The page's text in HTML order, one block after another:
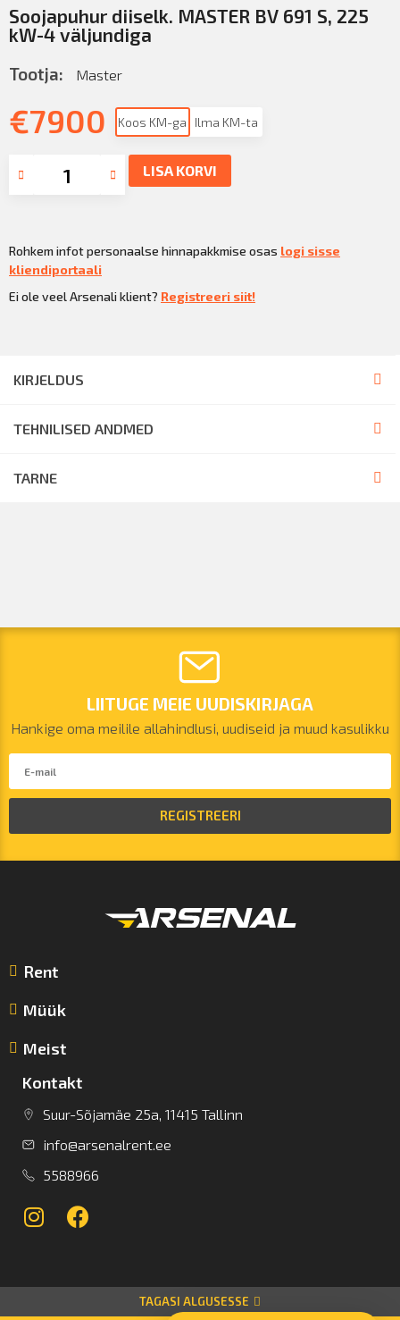
Soojapuhur diiselk. MASTER BV 691 S, 225
kW-4 väljundiga
Tootja: Master
€7900 Koos KM-ga Ilma KM-ta
LISA KORVI
Rohkem infot personaalse hinnapakkmise osas logi sisse
kliendiportaali
Ei ole veel Arsenali klient? Registreeri siit!
KIRJELDUS
TEHNILISED ANDMED
TARNE
LIITUGE MEIE UUDISKIRJAGA
Hankige oma meilile allahindlusi, uudiseid ja muud kasulikku
REGISTREERI
Rent
Müük
Meist
Kontakt
Suur-Sõjamäe 25a, 11415 Tallinn
info@arsenalrent.ee
5588966
TAGASI ALGUSESSE